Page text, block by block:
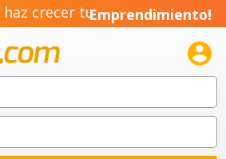
crecer tuEmprendimiento!
